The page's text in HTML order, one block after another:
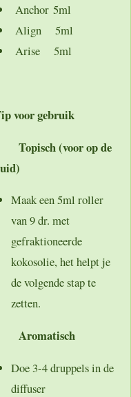
Anchor 5ml
Align 5ml
Arise 5ml
voor gebruik
Topisch (voor op de
Maak een 5ml roller
van 9 dr. met
gefraktioneerde
kokosolie, het helpt je
de volgende stap te
zetten.
Aromatisch
Doe 3-4 druppels in de
diffuser